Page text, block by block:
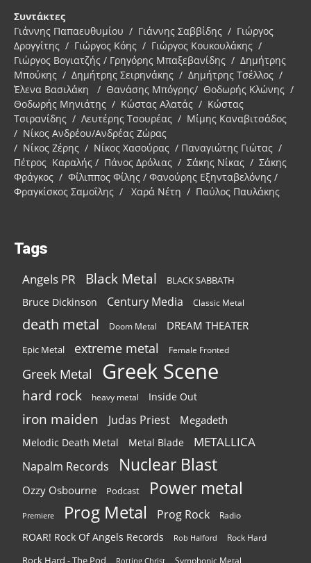
Συντάκτες
Γιάννης Παπαευθυμίου / Γιάννης Σαββίδης / Γιώργος
Δρογγίτης / Γιώργος Κόης / Γιώργος Κουκουλάκης /
Γιώργος Βογιατζής / Γρηγόρης Μπαξεβανίδης / Δημήτρης
Μπούκης / Δημήτρης Σειρηνάκης / Δημήτρης Τσέλλος /
Έλενα Βασιλάκη / Θανάσης Μπόγρης/ Θοδωρής Κλώνης /
Θοδωρής Μηνιάτης / Κώστας Αλατάς / Κώστας
Τσιρανίδης / Λευτέρης Τσουρέας / Μίμης Καναβιτσάδος
/ Νίκος Ανδρέου/Ανδρέας Ζώρας
/ Νίκος Ζέρης / Νίκος Χασούρας / Παναγιώτης Γιώτας /
Πέτρος Καραλής / Πάνος Δρόλιας / Σάκης Νίκας / Σάκης
Φράγκος / Φίλιππος Φίλης / Φανούρης Εξηνταβελόνης /
Φραγκίσκος Σαμοΐλης / Χαρά Νέτη / Παύλος Παυλάκης
Tags
Angels PR Black Metal BLACK SABBATH
Bruce Dickinson Century Media Classic Metal
death metal Doom Metal DREAM THEATER
Epic Metal extreme metal Female Fronted
Greek Metal Greek Scene
hard rock heavy metal Inside Out
iron maiden Judas Priest Megadeth
Melodic Death Metal Metal Blade METALLICA
Napalm Records Nuclear Blast
Ozzy Osbourne Podcast Power metal
Premiere Prog Metal Prog Rock Radio
ROAR! Rock Of Angels Records Rob Halford Rock Hard
Rock Hard - The Pod Rotting Christ